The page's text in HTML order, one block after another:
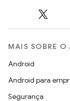
MAIS SOBRE O
Android
Android para
Segurança